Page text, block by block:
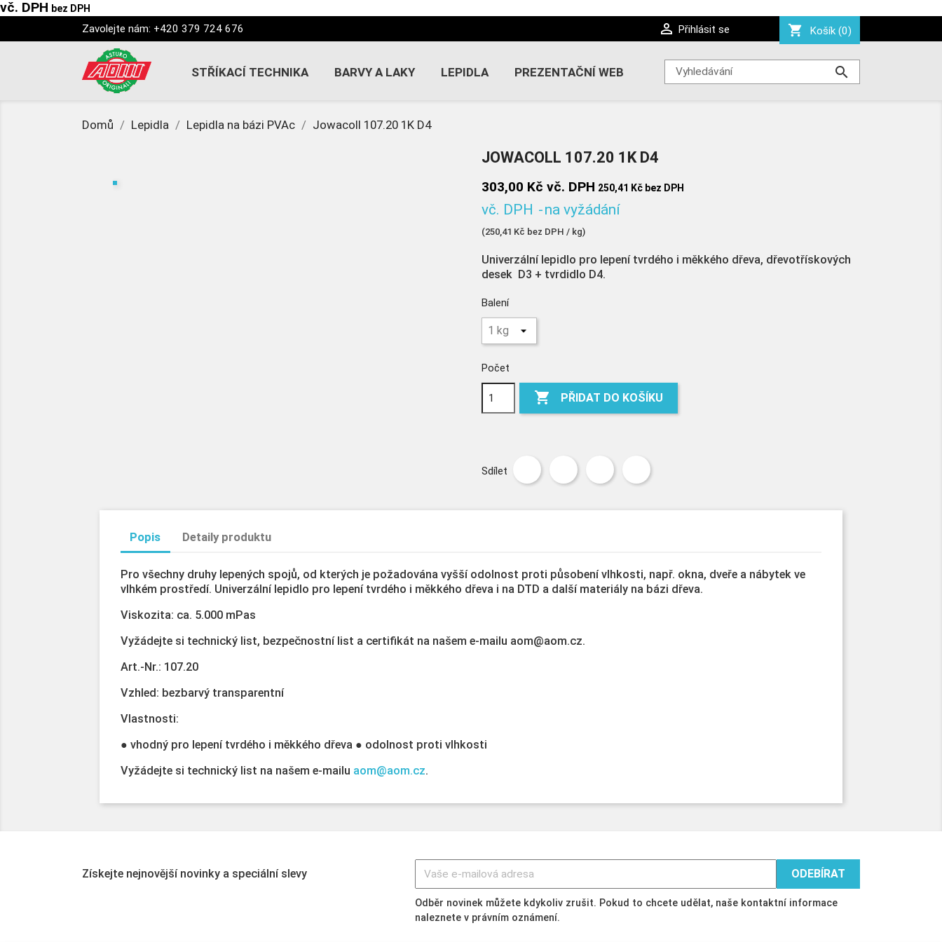
vč. DPH bez DPH
Zavolejte nám: +420 379 724 676  Přihlásit se shopping_cart Košík (0)
STŘÍKACÍ TECHNIKA BARVY A LAKY LEPIDLA PREZENTAČNÍ WEB 
Domů Lepidla Lepidla na bázi PVAc Jowacoll 107.20 1K D4
JOWACOLL 107.20 1K D4
303,00 Kč vč. DPH 250,41 Kč bez DPH
vč. DPH na vyžádání
(250,41 Kč bez DPH / kg)
Univerzální lepidlo pro lepení tvrdého i měkkého dřeva, dřevotřískových
desek D3 + tvrdidlo D4.
Balení
Počet
 PŘIDAT DO KOŠÍKU
Sdílet
Popis Detaily produktu
Pro všechny druhy lepených spojů, od kterých je požadována vyšší odolnost proti působení vlhkosti, např. okna, dveře a nábytek ve
vlhkém prostředí. Univerzální lepidlo pro lepení tvrdého i měkkého dřeva i na DTD a další materiály na bázi dřeva.
Viskozita: ca. 5.000 mPas
Vyžádejte si technický list, bezpečnostní list a certifikát na našem e-mailu aom@aom.cz.
Art.-Nr.: 107.20
Vzhled: bezbarvý transparentní
Vlastnosti:
● vhodný pro lepení tvrdého i měkkého dřeva ● odolnost proti vlhkosti
Vyžádejte si technický list na našem e-mailu aom@aom.cz.
Získejte nejnovější novinky a speciální slevy
Odběr novinek můžete kdykoliv zrušit. Pokud to chcete udělat, naše kontaktní informace
naleznete v právním oznámení.